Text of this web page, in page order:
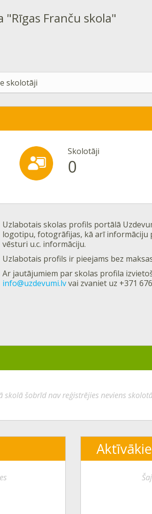
"Rīgas Franču skola"
skolotāji
Skolotāji
0
Uzlabotais skolas profils portālā
logotipu, fotogrāfijas, kā arī informāciju
vēsturi u.c. informāciju.
Uzlabotais profils ir pieejams bez
Ar jautājumiem par skolas profila
info@uzdevumi.lvvai zvaniet uz +371
skolā šobrīd nav reģistrējies neviens